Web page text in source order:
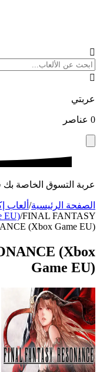
عربتي
0 عناصر
عربة التسوق الخاصة بك
الصفحة الرئيسية/
EU)/FINAL FANTASY
(Xbox Game EU)
(Xbox
Game EU)